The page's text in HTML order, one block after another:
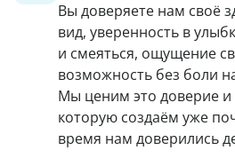
Вы доверяете нам своё
вид, уверенность в
и смеяться, ощущение
возможность без боли
Мы ценим это доверие
которую создаём уже
время нам доверились